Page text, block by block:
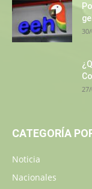
CATEGORÍA
Noticia
Nacionales